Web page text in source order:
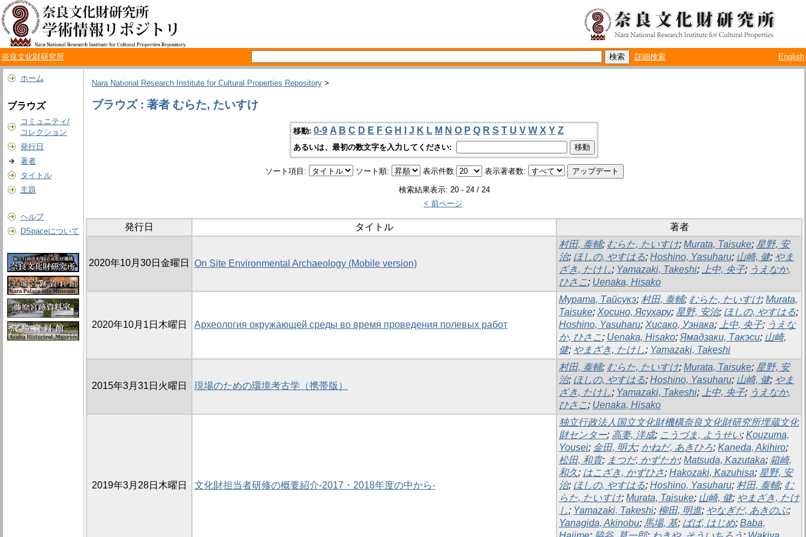
奈良文化財研究所 詳細検索 English
ホーム
ブラウズ
コミュニティ/
コレクション
発行日
著者
タイトル
主題
ヘルプ
DSpaceについて
Nara National Research Institute for Cultural Properties Repository >
ブラウズ : 著者 むらた, たいすけ
移動: 0-9 A B C D E F G H J K L M N O P Q R S T U V W X Y Z
あるいは、最初の数文字を入力してください:
ソート項目: ソート順: 表示件数 表示著者数:
検索結果表示: 20 - 24 / 24
< 前ページ
発行日 タイトル 著者
2020年10月30日金曜日 On Site Environmental Archaeology (Mobile version)
村田, 泰輔; むらた, たいすけ; Murata, Taisuke; 星野, 安
治; ほしの, やすはる; Hoshino, Yasuharu; 山崎, 健; やま
ざき, たけし; Yamazaki, Takeshi; 上中, 央子; うえなか,
ひさこ; Uenaka, Hisako
2020年10月1日木曜日 Археология окружающей среды во время проведения полевых работ
Мурата, Тайсукэ; 村田, 泰輔; むらた, たいすけ; Murata,
Taisuke; Хосино, Ясухару; 星野, 安治; ほしの, やすはる;
Hoshino, Yasuharu; Хисако, Уэнака; 上中, 央子; うえな
か, ひさこ; Uenaka, Hisako; Ямадзаки, Такэси; 山崎,
健; やまざき, たけし; Yamazaki, Takeshi
2015年3月31日火曜日 現場のための環境考古学（携帯版）
村田, 泰輔; むらた, たいすけ; Murata, Taisuke; 星野, 安
治; ほしの, やすはる; Hoshino, Yasuharu; 山崎, 健; やま
ざき, たけし; Yamazaki, Takeshi; 上中, 央子; うえなか,
ひさこ; Uenaka, Hisako
2019年3月28日木曜日 文化財担当者研修の概要紹介-2017・2018年度の中から-
独立行政法人国立文化財機構奈良文化財研究所埋蔵文化
財センター; 高妻, 洋成; こうづま, ようせい; Kouzuma,
Yousei; 金田, 明大; かねだ, あきひろ; Kaneda, Akihiro;
松田, 和貴; まつだ, かずたか; Matsuda, Kazutaka; 箱崎,
和久; はこざき, かずひさ; Hakozaki, Kazuhisa; 星野, 安
治; ほしの, やすはる; Hoshino, Yasuharu; 村田, 泰輔; む
らた, たいすけ; Murata, Taisuke; 山崎, 健; やまざき, たけ
し; Yamazaki, Takeshi; 柳田, 明進; やなぎだ, あきのぶ;
Yanagida, Akinobu; 馬場, 基; ばば, はじめ; Baba,